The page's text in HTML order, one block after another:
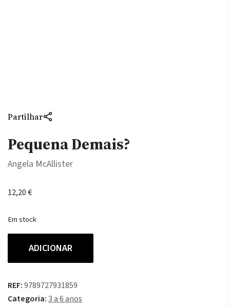
Partilhar
Pequena Demais?
Angela McAllister
12,20€
Em stock
Pequena
ADICIONAR
REF:9789727931859
Categoria:3 a 6 anos